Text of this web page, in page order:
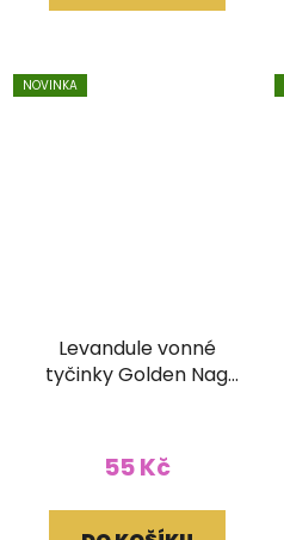
NOVINKA
Levandule vonné
tyčinky Golden Nag
55 Kč